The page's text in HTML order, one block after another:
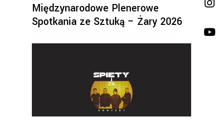
Międzynarodowe Plenerowe
Spotkania ze Sztuką – Żary 2026